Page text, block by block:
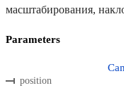
масштабирования,
Parameters
position